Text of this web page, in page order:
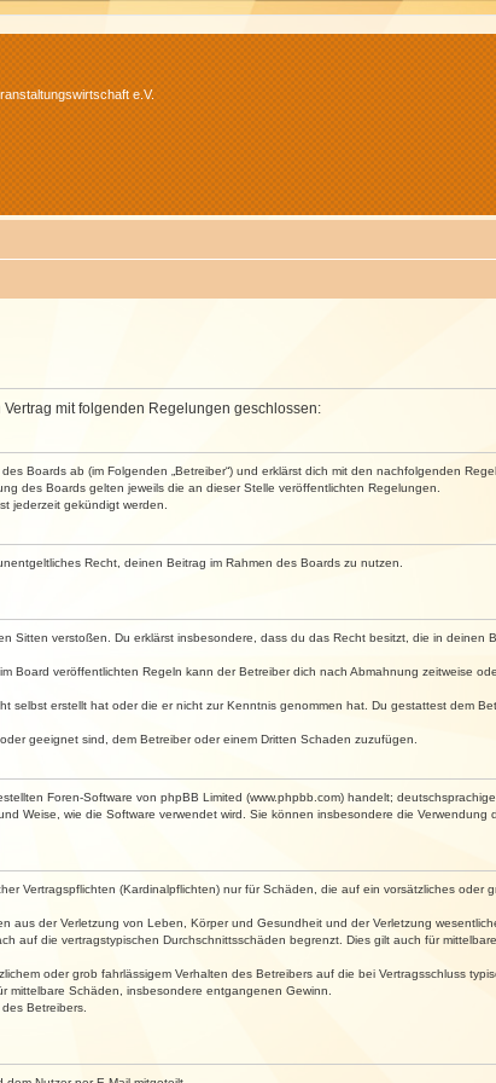
e.V.
Vertrag mit folgenden Regelungen geschlossen:
Boards ab (im Folgenden „Betreiber“) und erklärst dich mit den nachfolgenden
des Boards gelten jeweils die an dieser Stelle veröffentlichten Regelungen.
jederzeit gekündigt werden.
Recht, deinen Beitrag im Rahmen des Boards zu nutzen.
verstoßen. Du erklärst insbesondere, dass du das Recht besitzt, die in deinen
veröffentlichten Regeln kann der Betreiber dich nach Abmahnung zeitweise
erstellt hat oder die er nicht zur Kenntnis genommen hat. Du gestattest dem
geeignet sind, dem Betreiber oder einem Dritten Schaden zuzufügen.
Foren-Software von phpBB Limited (www.phpbb.com) handelt;
Weise, wie die Software verwendet wird. Sie können insbesondere die Verwendung
Vertragspflichten (Kardinalpflichten) nur für Schäden, die auf ein vorsätzliches oder
der Verletzung von Leben, Körper und Gesundheit und der Verletzung
auf die vertragstypischen Durchschnittsschäden begrenzt. Dies gilt auch für
oder grob fahrlässigem Verhalten des Betreibers auf die bei Vertragsschluss
mittelbare Schäden, insbesondere entgangenen Gewinn.
Betreibers.